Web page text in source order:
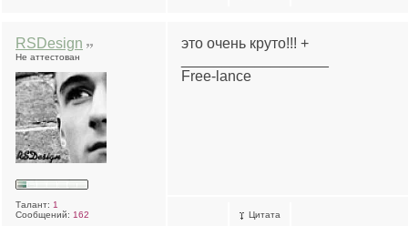
RSDesign
Не аттестован
Талант: 1
Сообщений: 162
это очень круто!!! +
Free-lance
Цитата